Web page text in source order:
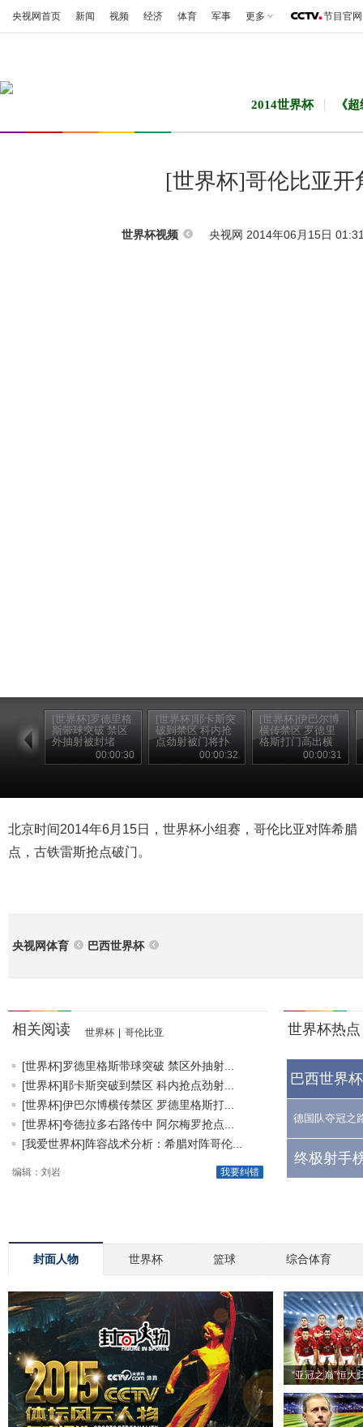
央视网首页 新闻 视频 经济 体育 军事 更多 节目官网
2014世界杯 《
[世界杯]哥伦比亚开
世界杯视频 央视网 2014年06月15日
[世界杯]罗德里格
斯带球突破 禁区
外抽射被封堵
00:00:30
[世界杯]耶卡斯突
破到禁区 科内抢
点劲射被门将扑
00:00:32
[世界杯]伊巴尔博
横传禁区 罗德里
格斯打门高出横
00:00:31
北京时间2014年6月15日，世界杯小组赛，哥伦比亚对阵希
点，古铁雷斯抢点破门。
央视网体育 巴西世界杯
相关阅读 世界杯 哥伦比亚
[世界杯]罗德里格斯带球突破 禁区外抽射...
[世界杯]耶卡斯突破到禁区 科内抢点劲射...
[世界杯]伊巴尔博横传禁区 罗德里格斯打...
[世界杯]夸德拉多右路传中 阿尔梅罗抢点...
[我爱世界杯]阵容战术分析：希腊对阵哥伦...
我要纠错
编辑：刘岩
世界杯热点
巴西世界
德国队夺冠之
终极射手
封面人物 世界杯 篮球 综合体育
“亚冠之巅”恒大